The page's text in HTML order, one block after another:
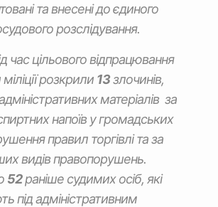
та внесені до єдиного
розслідування.
час цільового відпрацювання
розкрили 13злочинів,
матеріалів за
напоїв у громадських
правил торгівлі та за
видів правопорушень.
52раніше судимих осіб, які
під адміністративним